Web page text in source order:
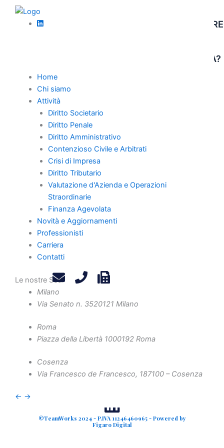
Home
Chi siamo
Attività
Diritto Societario
Diritto Penale
Diritto Amministrativo
Contenzioso Civile e Arbitrati
Crisi di Impresa
Diritto Tributario
Valutazione d'Azienda e Operazioni
Straordinarie
Finanza Agevolata
Novità e Aggiornamenti
Professionisti
Carriera
Contatti
Le nostre Sedi
Milano
Via Senato n. 3520121 Milano
Roma
Piazza della Libertà 1000192 Roma
Cosenza
Via Francesco de Francesco, 187100 – Cosenza
← →
News
AZIONE REVOCATORIA – DA QUANDO DECORRE
IMMOBILIARE MEDIANTE SCRITTURA PRIVATA?
Home
Chi Siamo
Professionisti
Novità e Aggiornamenti
Carriera
Contatti
Privacy Policy
Legals
Attività
Diritto Tributario
Crisi d'Impresa
Contenzioso Civile e Arbitrati
Valutazione d'Azienda e Operazioni Straordinarie
Finanza Agevolata
©TeamWorks 2024 - P.IVA 11246460965 - Powered by
Figaro Digital